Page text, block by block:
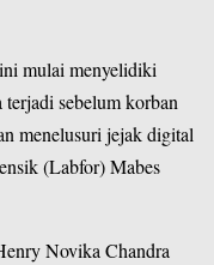
mulai menyelidiki
terjadi sebelum korban
menelusuri jejak digital
(Labfor) Mabes
Novika Chandra